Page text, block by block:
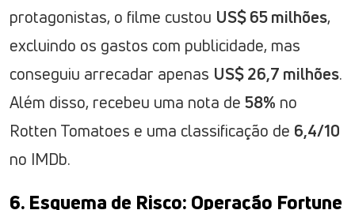
protagonistas, o filme custou US$ 65 milhões,
excluindo os gastos com publicidade, mas
conseguiu arrecadar apenas US$ 26,7 milhões.
Além disso, recebeu uma nota de 58% no
Rotten Tomatoes e uma classificação de 6,4/10
no IMDb.
6. Esquema de Risco: Operação Fortune